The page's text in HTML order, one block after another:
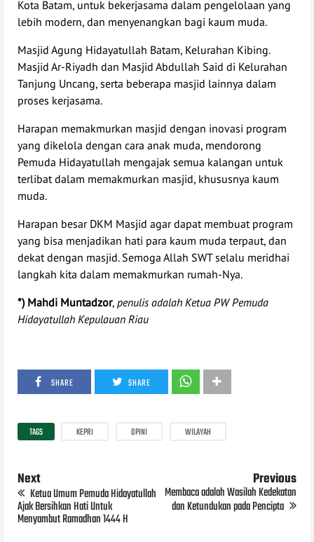
Kota Batam, untuk bekerjasama dalam pengelolaan yang
lebih modern, dan menyenangkan bagi kaum muda.
Masjid Agung Hidayatullah Batam, Kelurahan Kibing.
Masjid Ar-Riyadh dan Masjid Abdullah Said di Kelurahan
Tanjung Uncang, serta beberapa masjid lainnya dalam
proses kerjasama.
Harapan memakmurkan masjid dengan inovasi program
yang dikelola dengan cara anak muda, mendorong
Pemuda Hidayatullah mengajak semua kalangan untuk
terlibat dalam memakmurkan masjid, khususnya kaum
muda.
Harapan besar DKM Masjid agar dapat membuat program
yang bisa menjadikan hati para kaum muda terpaut, dan
dekat dengan masjid. Semoga Allah SWT selalu meridhai
langkah kita dalam memakmurkan rumah-Nya.
*) Mahdi Muntadzor, penulis adalah Ketua PW Pemuda
Hidayatullah Kepulauan Riau
SHARE SHARE
TAGS KEPRI OPINI WILAYAH
Next
Ketua Umum Pemuda Hidayatullah
Ajak Bersihkan Hati Untuk
Menyambut Ramadhan 1444 H
Previous
Membaca adalah Wasilah Kedekatan
dan Ketundukan pada Pencipta